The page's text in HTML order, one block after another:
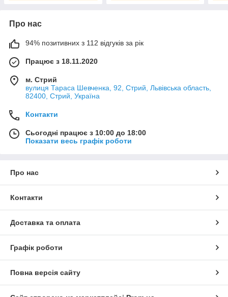
Про нас
94% позитивних з 112 відгуків за рік
Працює з 18.11.2020
м. Стрий
вулиця Тараса Шевченка, 92, Стрий, Львівська область,
82400, Стрий, Україна
Контакти
Сьогодні працює з 10:00 до 18:00
Показати весь графік роботи
Про нас
Контакти
Доставка та оплата
Графік роботи
Повна версія сайту